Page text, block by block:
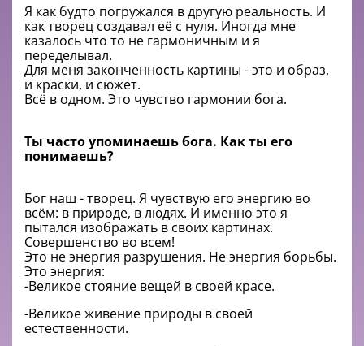
Я как будто погружался в другую реальность. И
как творец создавал её с нуля. Иногда мне
казалось что то не гармоничным и я
переделывал.
Для меня законченность картины - это и образ,
и краски, и сюжет.
Всё в одном. Это чувство гармонии бога.
Ты часто упоминаешь бога. Как ты его
понимаешь?
Бог наш - творец. Я чувствую его энергию во
всём: в природе, в людях. И именно это я
пытался изображать в своих картинах.
Совершенство во всем!
Это не энергия разрушения. Не энергия борьбы.
Это энергия:
-Великое стояние вещей в своей красе.
-Великое живение природы в своей
естественности.